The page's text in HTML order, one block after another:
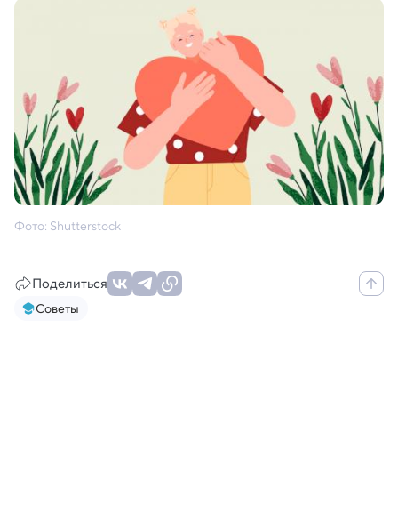
Фото: Shutterstock
Поделиться
Советы